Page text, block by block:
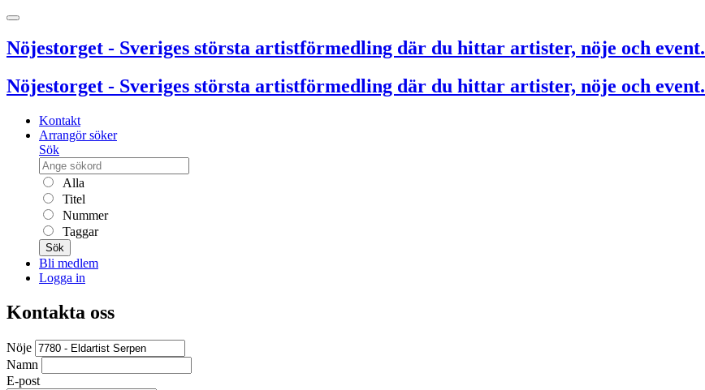
Nöjestorget - Sveriges största artistförmedling där du hittar artister, nöje och event.
Nöjestorget - Sveriges största artistförmedling där du hittar artister, nöje och event.
Kontakt
Arrangör söker
Sök
Alla
Titel
Nummer
Taggar
Sök
Bli medlem
Logga in
Kontakta oss
Nöje
Namn
E-post